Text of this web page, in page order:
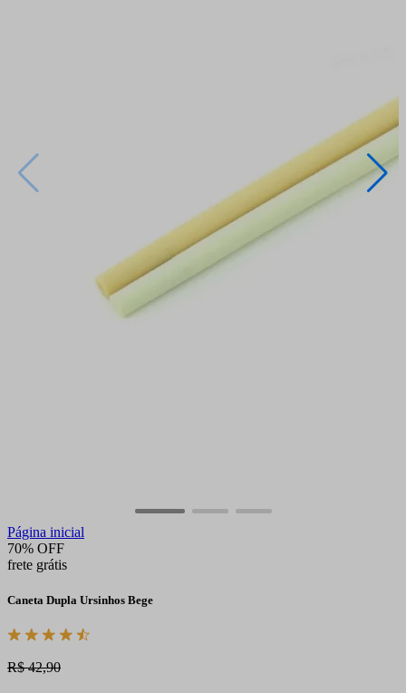
Página inicial
70% OFF
frete grátis
Caneta Dupla Ursinhos Bege
R$ 42,90